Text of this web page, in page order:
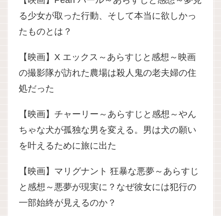
る少女が取った行動、そして本当に欲しかっ
たものとは？
【映画】X エックス～あらすじと感想～映画
の撮影隊が訪れた農場は殺人鬼の老夫婦の住
処だった
【映画】チャーリー～あらすじと感想～やん
ちゃな犬が孤独な男を変える。男は犬の願い
を叶えるために旅に出た
【映画】マリグナント 狂暴な悪夢～あらすじ
と感想～悪夢が現実に？なぜ彼女には犯行の
一部始終が見えるのか？